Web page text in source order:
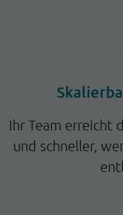
Ihr Team erreicht
und schneller,